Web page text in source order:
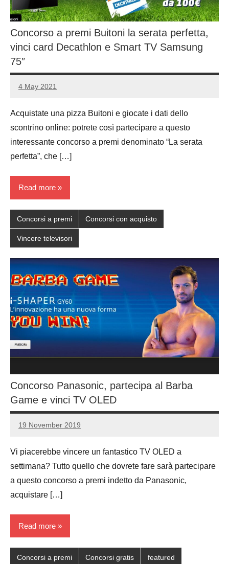
Concorso a premi Buitoni la serata perfetta,
vinci card Decathlon e Smart TV Samsung
75″
4 May 2021
Luca
1
Acquistate una pizza Buitoni e giocate i dati dello
scontrino online: potrete così partecipare a questo
interessante concorso a premi denominato “La serata
perfetta”, che […]
Read more
Concorsi a premi Concorsi con acquisto
Vincere televisori
Concorso Panasonic, partecipa al Barba
Game e vinci TV OLED
19 November 2019
Luca
No
Vi piacerebbe vincere un fantastico TV OLED a
settimana? Tutto quello che dovrete fare sarà partecipare
a questo concorso a premi indetto da Panasonic,
acquistare […]
Read more
Concorsi a premi Concorsi gratis featured